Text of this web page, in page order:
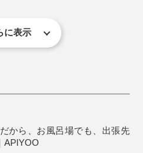
けなかった、歯周病のリス
をおすすめします。
秒で、そのまま自動停止し
ド・マッサージ洗浄モード
まうと思いますが、新たに
し、洗浄してください。
って気づいたのは、フロス
汚れ（歯垢、プラーク）が
か歯磨きできないこともあ
が、ごっそりついたりして
く場合は、歯科医にご相談
直径6.5×高さ20.8cm
に表示
から、お風呂場でも、出張先
APIYOO